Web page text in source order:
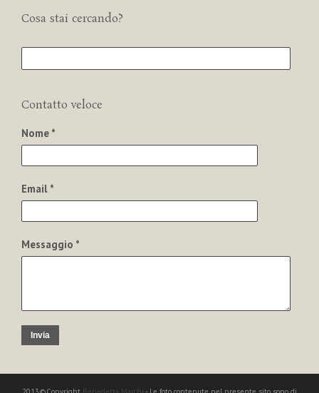
Cosa stai cercando?
Contatto veloce
Nome *
Email *
Messaggio *
Invia